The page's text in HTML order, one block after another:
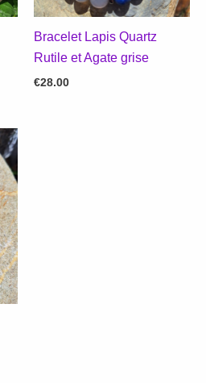
Bracelet Lapis Quartz
Rutile et Agate grise
€28.00